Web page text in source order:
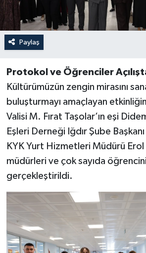
Paylaş
Protokol ve Öğrenciler
Kültürümüzün zengin mirasını
buluşturmayı amaçlayan etkinliğin
Valisi M. Fırat Taşolar’ın eşi
Eşleri Derneği Iğdır Şube
KYK Yurt Hizmetleri Müdürü
müdürleri ve çok sayıda
gerçekleştirildi.